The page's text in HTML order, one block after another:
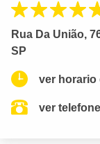
Rua Da União,
SP
ver horario
ver telefone